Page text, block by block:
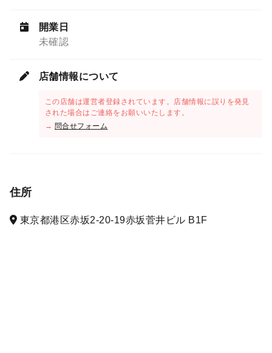
開業日
未確認
店舗情報について
この店舗は運営者登録されています。店舗情報に誤りを発見
された場合はご連絡をお願いいたします。
→ 問合せフォーム
住所
東京都港区赤坂2-20-19赤坂菅井ビル B1F